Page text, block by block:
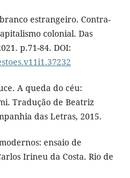
estrangeiro. Contra-
colonial. Das
p.71-84. DOI:
A queda do céu:
Tradução de Beatriz
das Letras, 2015.
ensaio de
Irineu da Costa. Rio de